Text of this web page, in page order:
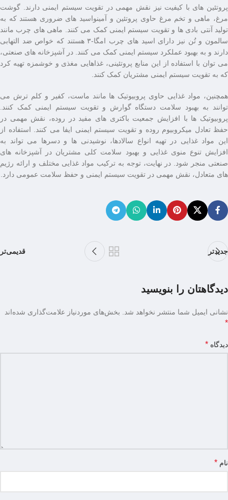
پروتئین ‌های با کیفیت نیز نقش مهمی در تقویت سیستم ایمنی دارند. گوشت
مرغ، ماهی و تخم‌ مرغ حاوی پروتئین و آمینواسید های ضروری هستند که به
تولید آنتی ‌بادی ‌ها و تقویت سیستم ایمنی کمک می‌ کنند. ماهی‌ های چرب مانند
سالمون و تُن نیز دارای اسید های چرب امگا-۳ هستند که خواص ضد التهابی
دارند و به بهبود عملکرد سیستم ایمنی کمک می ‌کنند. در آشپزخانه ‌های صنعتی،
می ‌توان با استفاده از این منابع پروتئینی، غذاهایی مغذی و خوشمزه تهیه کرد
که به تقویت سیستم ایمنی مشتریان کمک کنند.
همچنین، مواد غذایی حاوی پروبیوتیک ‌ها مانند ماست، کفیر و کلم ترش می
‌توانند به بهبود سلامت دستگاه گوارش و تقویت سیستم ایمنی کمک کنند.
پروبیوتیک‌ ها با افزایش جمعیت باکتری ‌های مفید در روده، نقش مهمی در
حفظ تعادل میکروبیوم روده و تقویت سیستم ایمنی ایفا می‌ کنند. استفاده از
این مواد غذایی در تهیه انواع سالادها، نوشیدنی ‌ها و دسرها می‌ تواند به
افزایش تنوع منوی غذایی و بهبود سلامت کلی مشتریان در آشپزخانه ‌های
صنعتی منجر شود. در نهایت، توجه به ترکیب مواد غذایی مختلف و ارائه رژیم‌
های متعادل، نقش مهمی در تقویت سیستم ایمنی و حفظ سلامت عمومی دارد.
جدیدتر قدیمی‌تر
دیدگاهتان را بنویسید
نشانی ایمیل شما منتشر نخواهد شد. بخش‌های موردنیاز علامت‌گذاری شده‌اند
*
دیدگاه *
نام *